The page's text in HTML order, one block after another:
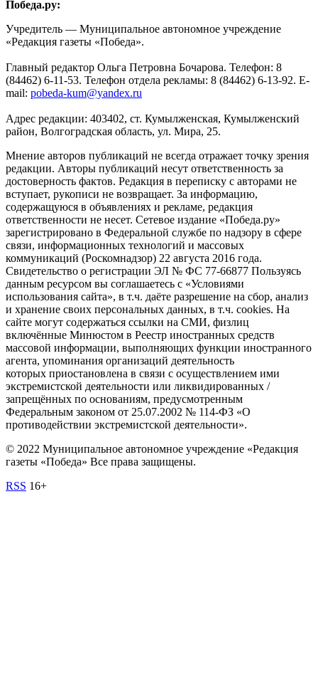
Победа.ру:
Учредитель — Муниципальное автономное учреждение
«Редакция газеты «Победа».
Главный редактор Ольга Петровна Бочарова. Телефон: 8
(84462) 6-11-53. Телефон отдела рекламы: 8 (84462) 6-13-92. E-
mail: pobeda-kum@yandex.ru
Адрес редакции: 403402, ст. Кумылженская, Кумылженский
район, Волгоградская область, ул. Мира, 25.
Мнение авторов публикаций не всегда отражает точку зрения
редакции. Авторы публикаций несут ответственность за
достоверность фактов. Редакция в переписку с авторами не
вступает, рукописи не возвращает. За информацию,
содержащуюся в объявлениях и рекламе, редакция
ответственности не несет. Сетевое издание «Победа.ру»
зарегистрировано в Федеральной службе по надзору в сфере
связи, информационных технологий и массовых
коммуникаций (Роскомнадзор) 22 августа 2016 года.
Свидетельство о регистрации ЭЛ № ФС 77-66877 Пользуясь
данным ресурсом вы соглашаетесь с «Условиями
использования сайта», в т.ч. даёте разрешение на сбор, анализ
и хранение своих персональных данных, в т.ч. cookies. На
сайте могут содержаться ссылки на СМИ, физлиц
включённые Минюстом в Реестр иностранных средств
массовой информации, выполняющих функции иностранного
агента, упоминания организаций деятельность
которых приостановлена в связи с осуществлением ими
экстремистской деятельности или ликвидированных /
запрещённых по основаниям, предусмотренным
Федеральным законом от 25.07.2002 № 114-ФЗ «О
противодействии экстремистской деятельности».
© 2022 Муниципальное автономное учреждение «Редакция
газеты «Победа» Все права защищены.
RSS 16+